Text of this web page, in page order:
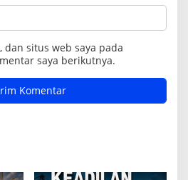
dan situs web saya pada
saya berikutnya.